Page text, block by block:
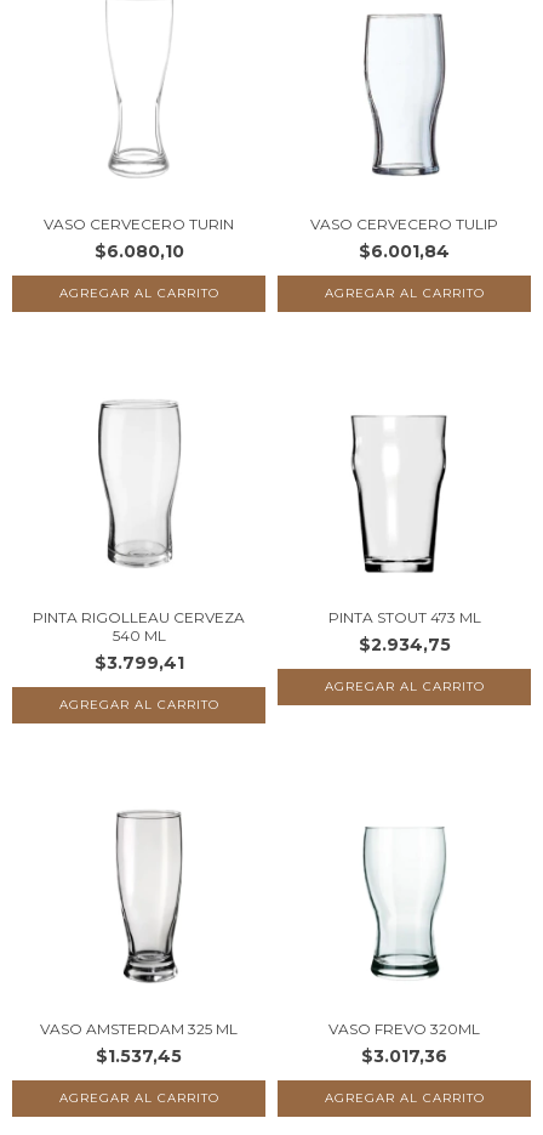
VASO CERVECERO TURIN
$6.080,10
VASO CERVECERO TULIP
$6.001,84
PINTA RIGOLLEAU CERVEZA
540 ML
$3.799,41
PINTA STOUT 473 ML
$2.934,75
VASO AMSTERDAM 325 ML
$1.537,45
VASO FREVO 320ML
$3.017,36